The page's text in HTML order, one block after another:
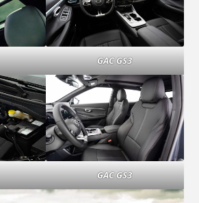
GAC GS3
GAC GS3